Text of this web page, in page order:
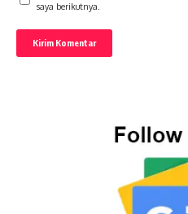
saya berikutnya.